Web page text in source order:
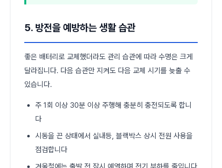
5. 방전을 예방하는 생활 습관
좋은 배터리로 교체했더라도 관리 습관에 따라 수명은 크게
달라집니다. 다음 습관만 지켜도 다음 교체 시기를 늦출 수
있습니다.
주 1회 이상 30분 이상 주행해 충분히 충전되도록 합니
다
시동을 끈 상태에서 실내등, 블랙박스 상시 전원 사용을
점검합니다